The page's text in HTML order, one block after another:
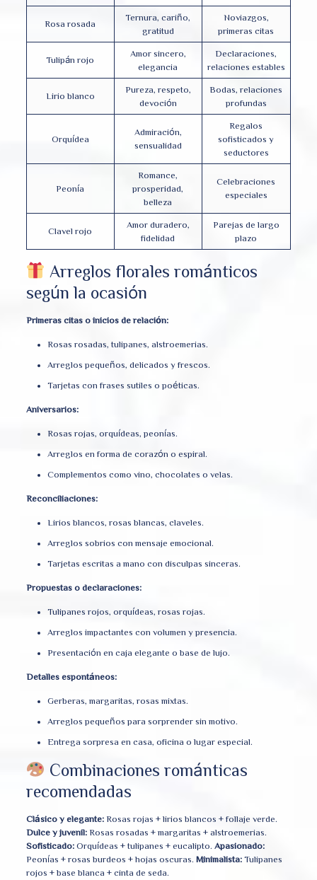
Rosa rosada
Ternura, cariño,
gratitud
Noviazgos,
primeras citas
Tulipán rojo
Amor sincero,
elegancia
Declaraciones,
relaciones estables
Lirio blanco
Pureza, respeto,
devoción
Bodas, relaciones
profundas
Orquídea
Admiración,
sensualidad
Regalos
sofisticados y
seductores
Peonía
Romance,
prosperidad,
belleza
Celebraciones
especiales
Clavel rojo
Amor duradero,
fidelidad
Parejas de largo
plazo
Arreglos florales románticos
según la ocasión
Primeras citas o inicios de relación:
Rosas rosadas, tulipanes, alstroemerias.
Arreglos pequeños, delicados y frescos.
Tarjetas con frases sutiles o poéticas.
Aniversarios:
Rosas rojas, orquídeas, peonías.
Arreglos en forma de corazón o espiral.
Complementos como vino, chocolates o velas.
Reconciliaciones:
Lirios blancos, rosas blancas, claveles.
Arreglos sobrios con mensaje emocional.
Tarjetas escritas a mano con disculpas sinceras.
Propuestas o declaraciones:
Tulipanes rojos, orquídeas, rosas rojas.
Arreglos impactantes con volumen y presencia.
Presentación en caja elegante o base de lujo.
Detalles espontáneos:
Gerberas, margaritas, rosas mixtas.
Arreglos pequeños para sorprender sin motivo.
Entrega sorpresa en casa, oficina o lugar especial.
Combinaciones románticas
recomendadas
Clásico y elegante:Rosas rojas + lirios blancos + follaje verde.
Dulce y juvenil:Rosas rosadas + margaritas + alstroemerias.
Sofisticado:Orquídeas + tulipanes + eucalipto. Apasionado:
Peonías + rosas burdeos + hojas oscuras. Minimalista:Tulipanes
rojos + base blanca + cinta de seda.